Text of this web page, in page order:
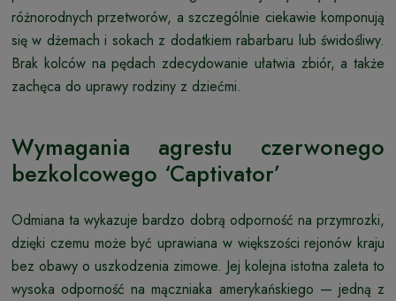
różnorodnych przetworów, a szczególnie ciekawie komponują
się w dżemach i sokach z dodatkiem rabarbaru lub świdośliwy.
Brak kolców na pędach zdecydowanie ułatwia zbiór, a także
zachęca do uprawy rodziny z dziećmi.
Wymagania agrestu czerwonego
bezkolcowego ‘Captivator’
Odmiana ta wykazuje bardzo dobrą odporność na przymrozki,
dzięki czemu może być uprawiana w większości rejonów kraju
bez obawy o uszkodzenia zimowe. Jej kolejna istotna zaleta to
wysoka odporność na mączniaka amerykańskiego — jedną z